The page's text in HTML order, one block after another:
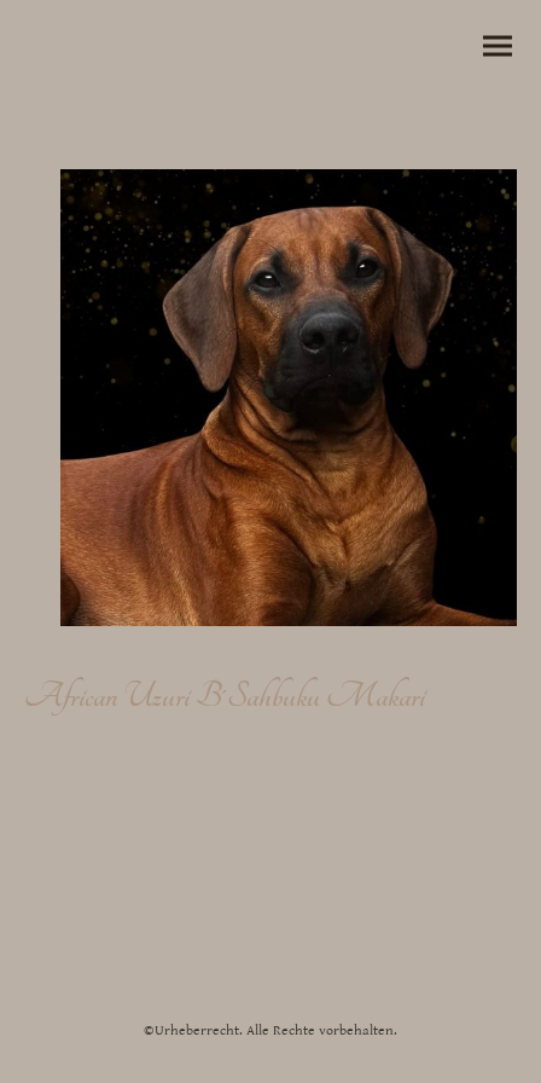
African Uzuri B´Sahbuku Makari
©Urheberrecht. Alle Rechte vorbehalten.